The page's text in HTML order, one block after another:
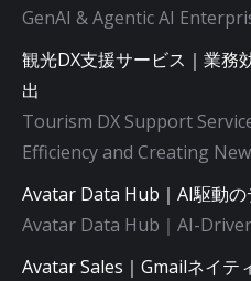
GenAI & Agentic AI
観光DX支援サービス｜業務
出
Tourism DX Support
Efficiency and Creating
Avatar Data Hub｜AI駆動の
Avatar Data Hub｜AI-
Avatar Sales｜Gmailネイテ